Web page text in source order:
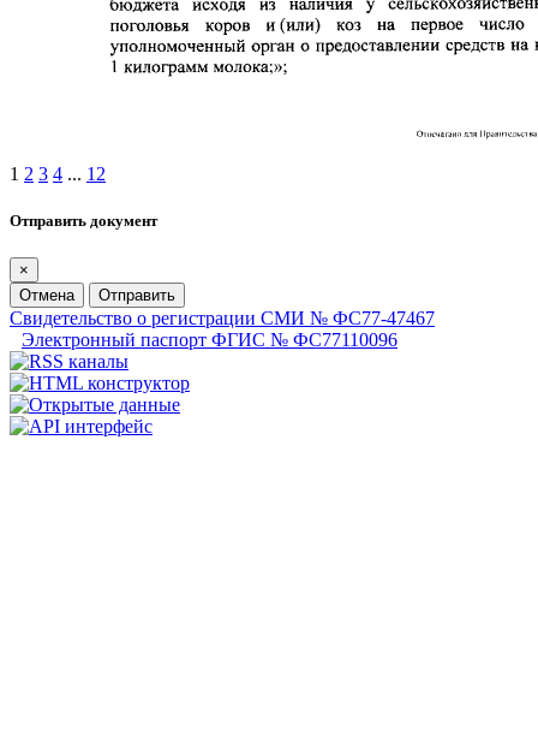
1 2 3 4 ... 12
Отправить документ
×
Отмена
Отправить
Свидетельство о регистрации СМИ № ФС77-47467
Электронный паспорт ФГИС № ФС77110096